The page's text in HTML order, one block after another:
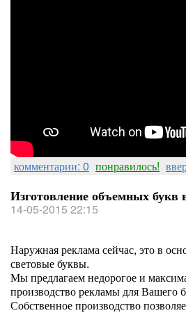
комментарии: 0 понравилось!
Изготовление объемных букв
14-05-2015 22:15
Наружная реклама сейчас, это в
световые буквы.
Мы предлагаем недорогое и
производство рекламы для Вашего
Собственное производство